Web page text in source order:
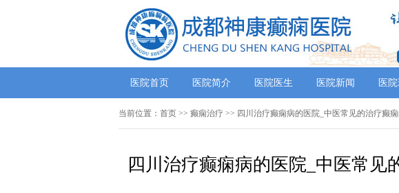
医院首页 医院简介 医院医生 医院新闻 医
当前位置： 首页 >> 癫痫治疗 >> 四川治疗癫痫病的医院_中医常见的治疗癫
四川治疗癫痫病的医院_中医常见